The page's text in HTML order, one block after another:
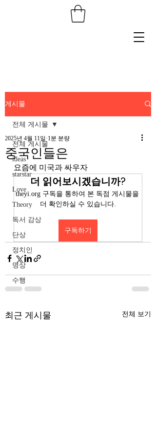
게시물
전체 게시물
ideas
starstar
Love
Theory
독서 감상
단상
정치인
명상
수행
전체 게시물
중국인들은
2025년 4월 11일 1분 분량
요즘에 미국과 싸우자
더 읽어보시겠습니까?
theyi.org 구독을 통하여 본 독점 게시물을
더 확인하실 수 있습니다.
구독하기
최근 게시물 전체 보기